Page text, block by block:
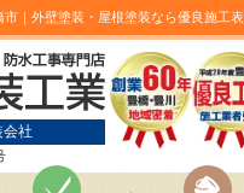
｜外壁塗装・屋根塗装なら優良施工
社